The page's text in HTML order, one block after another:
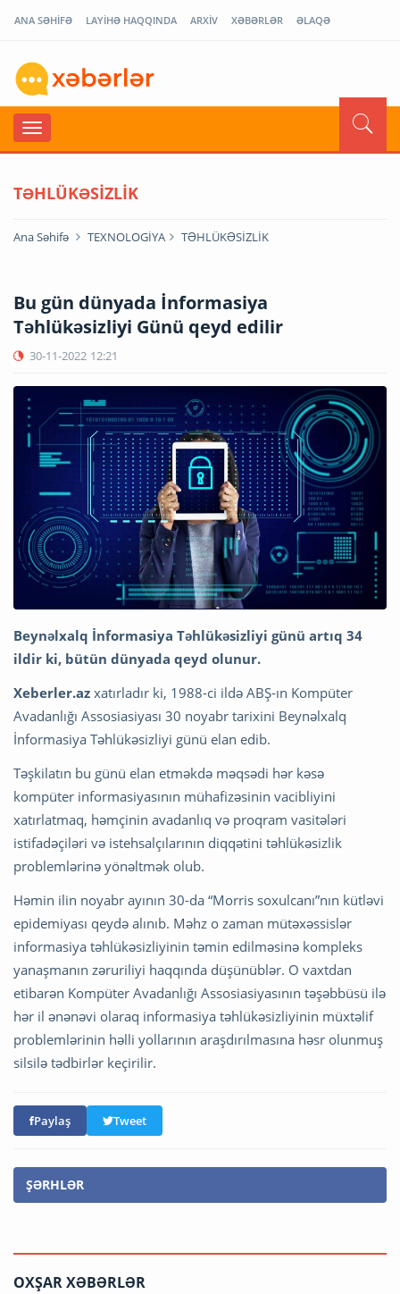
ANA SƏHİFƏ LAYİHƏ HAQQINDA ARXİV XƏBƏRLƏR ƏLAQƏ
TƏHLÜKƏSİZLİK
Ana Səhifə TEXNOLOGİYA TƏHLÜKƏSİZLİK
Bu gün dünyada İnformasiya
Təhlükəsizliyi Günü qeyd edilir
30-11-2022 12:21
Beynəlxalq İnformasiya Təhlükəsizliyi günü artıq 34
ildir ki, bütün dünyada qeyd olunur.
Xeberler.az xatırladır ki, 1988-ci ildə ABŞ-ın Kompüter
Avadanlığı Assosiasiyası 30 noyabr tarixini Beynəlxalq
İnformasiya Təhlükəsizliyi günü elan edib.
Təşkilatın bu günü elan etməkdə məqsədi hər kəsə
kompüter informasiyasının mühafizəsinin vacibliyini
xatırlatmaq, həmçinin avadanlıq və proqram vasitələri
istifadəçiləri və istehsalçılarının diqqətini təhlükəsizlik
problemlərinə yönəltmək olub.
Həmin ilin noyabr ayının 30-da “Morris soxulcanı”nın kütləvi
epidemiyası qeydə alınıb. Məhz o zaman mütəxəssislər
informasiya təhlükəsizliyinin təmin edilməsinə kompleks
yanaşmanın zəruriliyi haqqında düşünüblər. O vaxtdan
etibarən Kompüter Avadanlığı Assosiasiyasının təşəbbüsü ilə
hər il ənənəvi olaraq informasiya təhlükəsizliyinin müxtəlif
problemlərinin həlli yollarının araşdırılmasına həsr olunmuş
silsilə tədbirlər keçirilir.
Paylaş Tweet
ŞƏRHLƏR
OXŞAR XƏBƏRLƏR